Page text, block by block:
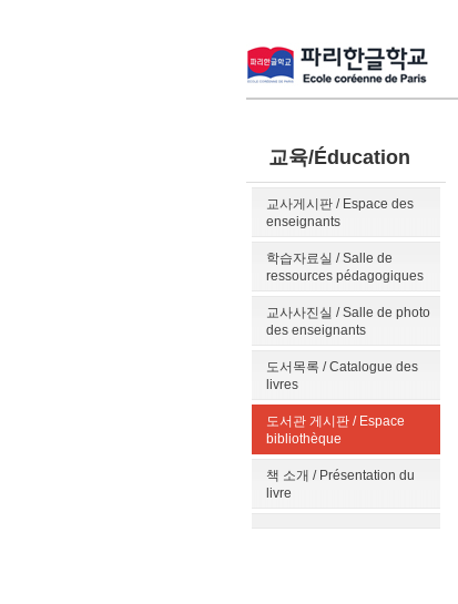
교육/Éducation
교사게시판 / Espace des
enseignants
학습자료실 / Salle de
ressources pédagogiques
교사사진실 / Salle de photo
des enseignants
도서목록 / Catalogue des
livres
도서관 게시판 / Espace
bibliothèque
책 소개 / Présentation du
livre